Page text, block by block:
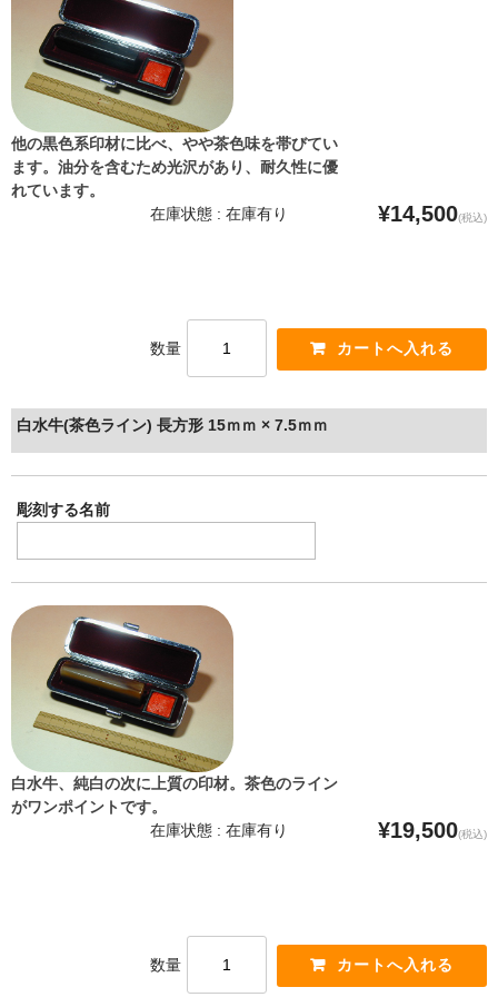
他の黒色系印材に比べ、やや茶色味を帯びてい
ます。油分を含むため光沢があり、耐久性に優
れています。
在庫状態 : 在庫有り ¥14,500(税込)
数量
白水牛(茶色ライン) 長方形 15ｍｍ × 7.5ｍｍ
彫刻する名前
白水牛、純白の次に上質の印材。茶色のライン
がワンポイントです。
在庫状態 : 在庫有り ¥19,500(税込)
数量